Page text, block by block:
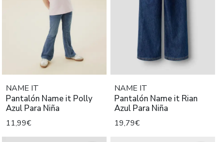
NAME IT
Pantalón Name it Polly
Azul Para Niña
11,99€
NAME IT
Pantalón Name it Rian
Azul Para Niña
19,79€